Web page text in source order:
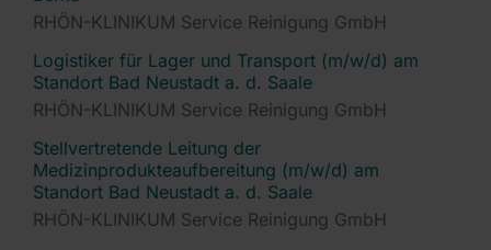
RHÖN-KLINIKUM Service Reinigung GmbH
Logistiker für Lager und Transport (m/w/d) am
Standort Bad Neustadt a. d. Saale
RHÖN-KLINIKUM Service Reinigung GmbH
Stellvertretende Leitung der
Medizinprodukteaufbereitung (m/w/d) am
Standort Bad Neustadt a. d. Saale
RHÖN-KLINIKUM Service Reinigung GmbH